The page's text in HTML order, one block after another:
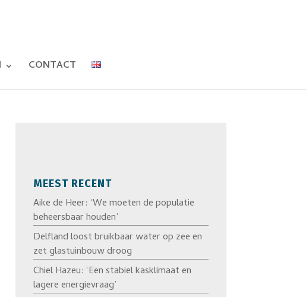
CONTACT
MEEST RECENT
Aike de Heer: ‘We moeten de populatie
beheersbaar houden’
Delfland loost bruikbaar water op zee en
zet glastuinbouw droog
Chiel Hazeu: ‘Een stabiel kasklimaat en
lagere energievraag’